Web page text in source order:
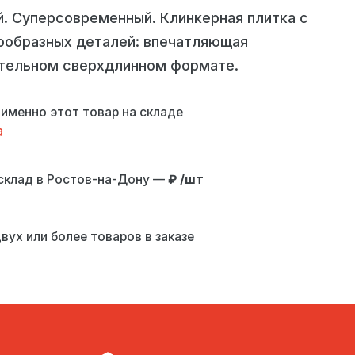
Суперсовременный. Клинкерная плитка с
деталей: впечатляющая
сверхдлинном формате.
этот товар на складе
в Ростов-на-Дону — ₽ /шт
или более товаров в заказе
экспозицию